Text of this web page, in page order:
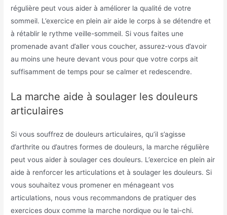
régulière peut vous aider à améliorer la qualité de votre
sommeil. L’exercice en plein air aide le corps à se détendre et
à rétablir le rythme veille-sommeil. Si vous faites une
promenade avant d’aller vous coucher, assurez-vous d’avoir
au moins une heure devant vous pour que votre corps ait
suffisamment de temps pour se calmer et redescendre.
La marche aide à soulager les douleurs
articulaires
Si vous souffrez de douleurs articulaires, qu’il s’agisse
d’arthrite ou d’autres formes de douleurs, la marche régulière
peut vous aider à soulager ces douleurs. L’exercice en plein air
aide à renforcer les articulations et à soulager les douleurs. Si
vous souhaitez vous promener en ménageant vos
articulations, nous vous recommandons de pratiquer des
exercices doux comme la marche nordique ou le tai-chi.